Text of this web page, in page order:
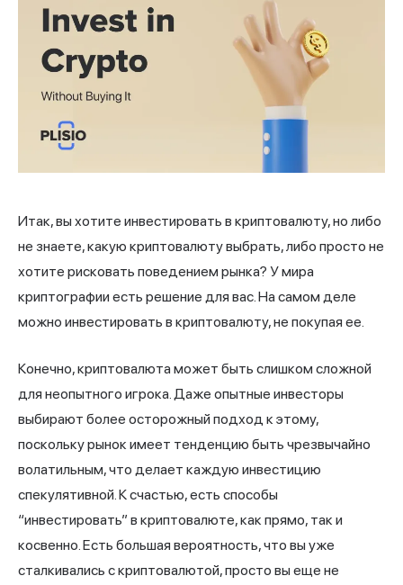
Итак, вы хотите инвестировать в криптовалюту, но либо
не знаете, какую криптовалюту выбрать, либо просто не
хотите рисковать поведением рынка? У мира
криптографии есть решение для вас. На самом деле
можно инвестировать в криптовалюту, не покупая ее.
Конечно, криптовалюта может быть слишком сложной
для неопытного игрока. Даже опытные инвесторы
выбирают более осторожный подход к этому,
поскольку рынок имеет тенденцию быть чрезвычайно
волатильным, что делает каждую инвестицию
спекулятивной. К счастью, есть способы
“инвестировать” в криптовалюте, как прямо, так и
косвенно. Есть большая вероятность, что вы уже
сталкивались с криптовалютой, просто вы еще не